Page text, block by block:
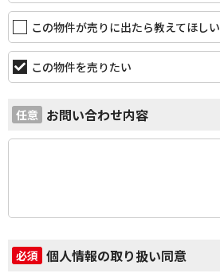
この物件が売りに出たら教えてほしい
この物件を売りたい
任意 お問い合わせ内容
必須 個人情報の取り扱い同意